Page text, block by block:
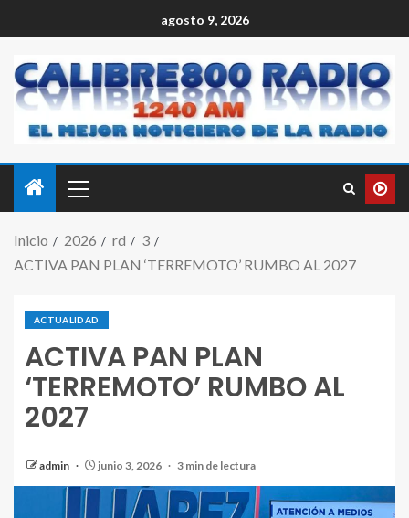
agosto 9, 2026
Inicio 2026 rd
3
ACTIVA PAN PLAN ‘TERREMOTO’ RUMBO AL 2027
ACTUALIDAD
ACTIVA PAN PLAN
‘TERREMOTO’ RUMBO AL
2027
admin junio 3, 2026 3 min de lectura